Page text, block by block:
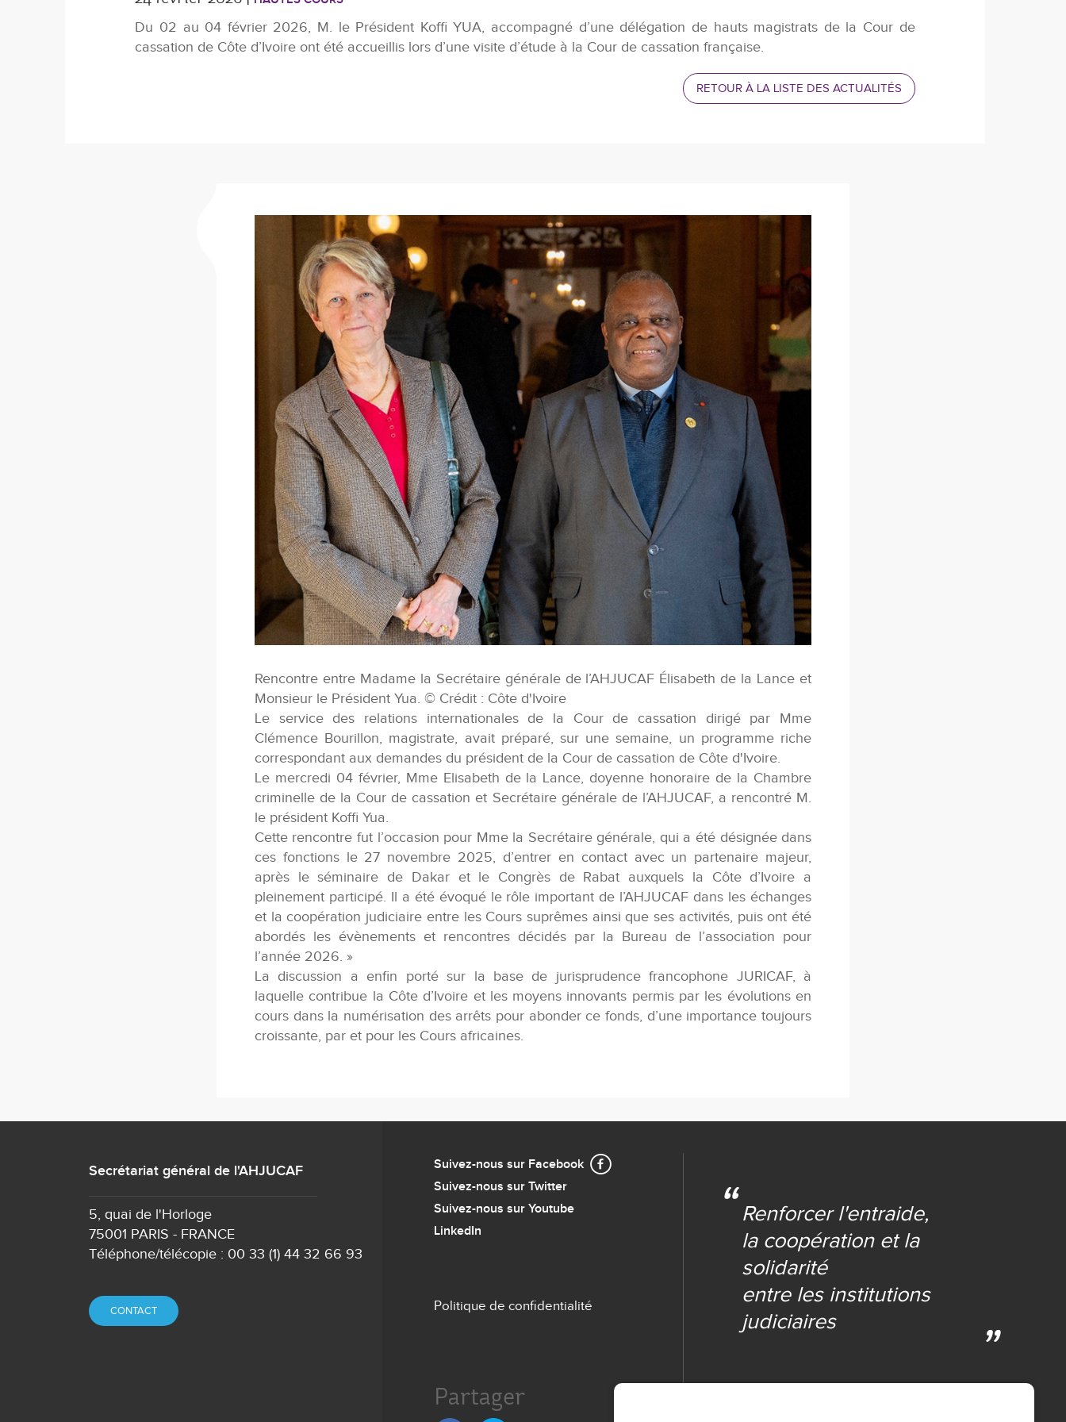
Du 02 au 04 février 2026, M. le Président Koffi YUA, accompagné d’une délégation de hauts magistrats de la Cour de
cassation de Côte d’Ivoire ont été accueillis lors d’une visite d’étude à la Cour de cassation française.
RETOUR À LA LISTE DES ACTUALITÉS
Rencontre entre Madame la Secrétaire générale de l’AHJUCAF Élisabeth de la Lance et
Monsieur le Président Yua. © Crédit : Côte d'Ivoire
Le service des relations internationales de la Cour de cassation dirigé par Mme
Clémence Bourillon, magistrate, avait préparé, sur une semaine, un programme riche
correspondant aux demandes du président de la Cour de cassation de Côte d'Ivoire.
Le mercredi 04 février, Mme Elisabeth de la Lance, doyenne honoraire de la Chambre
criminelle de la Cour de cassation et Secrétaire générale de l’AHJUCAF, a rencontré M.
le président Koffi Yua.
Cette rencontre fut l’occasion pour Mme la Secrétaire générale, qui a été désignée dans
ces fonctions le 27 novembre 2025, d’entrer en contact avec un partenaire majeur,
après le séminaire de Dakar et le Congrès de Rabat auxquels la Côte d’Ivoire a
pleinement participé. Il a été évoqué le rôle important de l’AHJUCAF dans les échanges
et la coopération judiciaire entre les Cours suprêmes ainsi que ses activités, puis ont été
abordés les évènements et rencontres décidés par la Bureau de l’association pour
l’année 2026. »
La discussion a enfin porté sur la base de jurisprudence francophone JURICAF, à
laquelle contribue la Côte d’Ivoire et les moyens innovants permis par les évolutions en
cours dans la numérisation des arrêts pour abonder ce fonds, d’une importance toujours
croissante, par et pour les Cours africaines.
Secrétariat général de l'AHJUCAF
5, quai de l'Horloge
75001 PARIS - FRANCE
Téléphone/télécopie : 00 33 (1) 44 32 66 93
CONTACT
Suivez-nous sur Facebook
Suivez-nous sur Twitter
Suivez-nous sur Youtube
LinkedIn
Menu
de
Politique de confidentialité
Partager
Renforcer l'entraide,
la coopération et la
solidarité
entre les institutions
judiciaires